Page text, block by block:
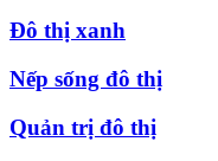
Đô thị xanh
Nếp sống đô thị
Quản trị đô thị